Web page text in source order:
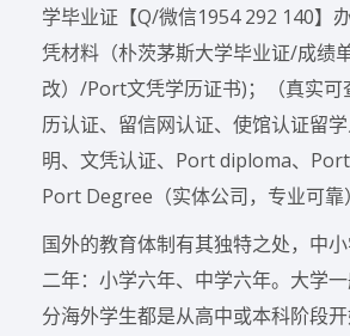
学毕业证【Q/微信1954 292 140】
凭材料（朴茨茅斯大学毕业证/成绩
改）/Port文凭学历证书)；（真实可
历认证、留信网认证、使馆认证留
明、文凭认证、Port diploma、Port
Port Degree（实体公司，专业可靠
国外的教育体制有其独特之处，中
二年：小学六年、中学六年。大学
分海外学生都是从高中或本科阶段